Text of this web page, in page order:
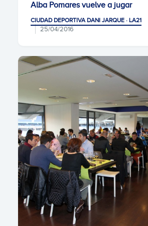
Alba Pomares vuelve a jugar
CIUDAD DEPORTIVA DANI JARQUE · LA21
25/04/2016